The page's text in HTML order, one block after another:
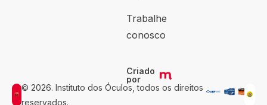
Trabalhe
conosco
Criado
por
© 2026. Instituto dos Óculos, todos os direitos
reservados.